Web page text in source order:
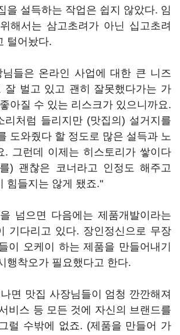
을 설득하는 작업은 쉽지 않았다. 임
해서는 삼고초려가 아닌 십고초려
털어놨다.
들은 온라인 사업에 대한 큰 니즈
잘 벌고 있고 괜히 잘못했다가는 가
아질 수 있는 리스크가 있으니까요.
리처럼 들리지만 (맛집의) 설거지를
도와줬다 할 정도로 많은 설득과 노
. 그런데 이제는 히스토리가 쌓이다
) 괜찮은 코너라고 인정도 해주고
힘들지는 않게 됐죠."
넘으면 다음에는 제품개발이라는
기다리고 있다. 장인정신으로 무장
이 오케이 하는 제품을 만들어내기
행착오가 필요했다고 한다.
면 맛집 사장님들이 엄청 깐깐해져
비스 등 모든 것에 자신의 브랜드를
럴 수밖에 없죠. (제품을 만들어 가